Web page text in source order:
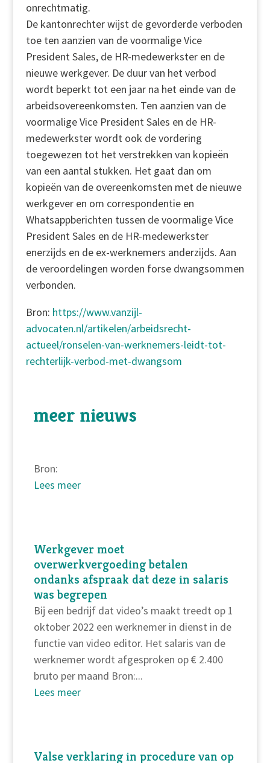
onrechtmatig.
De kantonrechter wijst de gevorderde verboden
toe ten aanzien van de voormalige Vice
President Sales, de HR-medewerkster en de
nieuwe werkgever. De duur van het verbod
wordt beperkt tot een jaar na het einde van de
arbeidsovereenkomsten. Ten aanzien van de
voormalige Vice President Sales en de HR-
medewerkster wordt ook de vordering
toegewezen tot het verstrekken van kopieën
van een aantal stukken. Het gaat dan om
kopieën van de overeenkomsten met de nieuwe
werkgever en om correspondentie en
Whatsappberichten tussen de voormalige Vice
President Sales en de HR-medewerkster
enerzijds en de ex-werknemers anderzijds. Aan
de veroordelingen worden forse dwangsommen
verbonden.
Bron: https://www.vanzijl-
advocaten.nl/artikelen/arbeidsrecht-
actueel/ronselen-van-werknemers-leidt-tot-
rechterlijk-verbod-met-dwangsom
meer nieuws
Bron:
Lees meer
Werkgever moet
overwerkvergoeding betalen
ondanks afspraak dat deze in salaris
was begrepen
Bij een bedrijf dat video’s maakt treedt op 1
oktober 2022 een werknemer in dienst in de
functie van video editor. Het salaris van de
werknemer wordt afgesproken op € 2.400
bruto per maand Bron:...
Lees meer
Valse verklaring in procedure van op